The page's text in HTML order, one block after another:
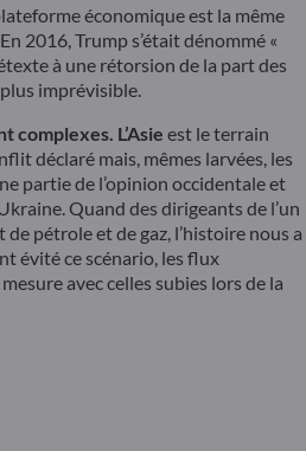
économique est la même
2016, Trump s’était dénommé «
à une rétorsion de la part des
imprévisible.
complexes. L’Asie est le terrain
déclaré mais, mêmes larvées, les
partie de l’opinion occidentale et
Quand des dirigeants de l’un
pétrole et de gaz, l’histoire nous a
évité ce scénario, les flux
avec celles subies lors de la